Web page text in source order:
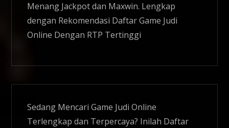
Menang Jackpot dan Maxwin. Lengkap
dengan Rekomendasi Daftar Game Judi
Online Dengan RTP Tertinggi
Sedang Mencari Game Judi Online
Terlengkap dan Terpercaya? Inilah Daftar